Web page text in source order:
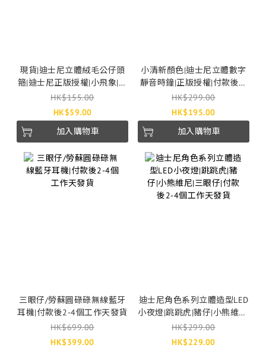
現貨|迪士尼立體絨毛公仔頭
箍|迪士尼正版授權|小飛象|史
迪仔|POOH|三眼仔|付款後2-4
個工作天發貨
HK$155.00
HK$59.00
加入購物車
小清新顏色|迪士尼立體數字
靜音時鐘|正版授權|付款後5-
10個工作天發貨
HK$299.00
HK$195.00
加入購物車
三眼仔/勞蘇圓碌碌無線藍牙
耳機|付款後2-4個工作天發貨
HK$699.00
HK$399.00
迪士尼角色系列立體造型LED
小夜燈|跳跳虎|豬仔|小熊維尼|
三眼仔|付款後2-4個工作天發
貨
HK$299.00
HK$229.00